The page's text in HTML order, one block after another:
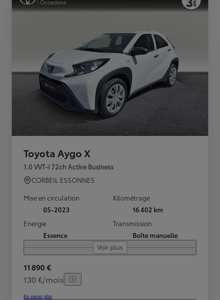
Toyota Aygo X
1.0 VVT-i 72ch Active Business
CORBEIL ESSONNES
Mise en circulation
05-2023
Kilométrage
16 402 km
Energie
Essence
Transmission
Boîte manuelle
Voir plus
11 890 €
130 €/mois
En savoir plus